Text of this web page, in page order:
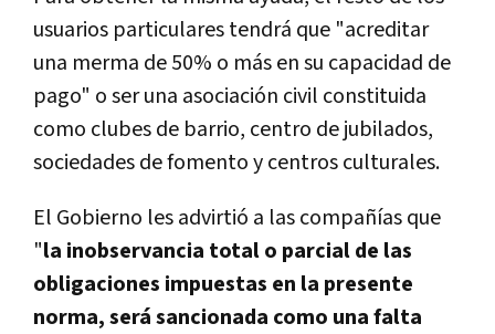
usuarios particulares tendrá que "acreditar
una merma de 50% o más en su capacidad de
pago" o ser una asociación civil constituida
como clubes de barrio, centro de jubilados,
sociedades de fomento y centros culturales.
El Gobierno les advirtió a las compañías que
"la inobservancia total o parcial de las
obligaciones impuestas en la presente
norma, será sancionada como una falta